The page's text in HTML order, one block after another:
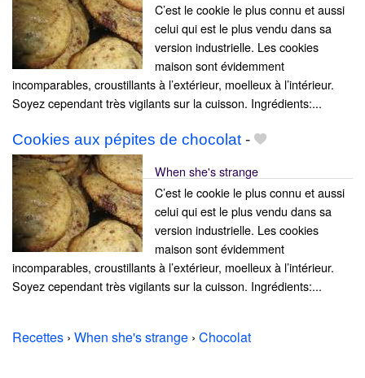
C’est le cookie le plus connu et aussi
celui qui est le plus vendu dans sa
version industrielle. Les cookies
maison sont évidemment
incomparables, croustillants à l’extérieur, moelleux à l’intérieur.
Soyez cependant très vigilants sur la cuisson. Ingrédients:...
Cookies aux pépites de chocolat-
When she's strange
C’est le cookie le plus connu et aussi
celui qui est le plus vendu dans sa
version industrielle. Les cookies
maison sont évidemment
incomparables, croustillants à l’extérieur, moelleux à l’intérieur.
Soyez cependant très vigilants sur la cuisson. Ingrédients:...
Recettes › When she's strange › Chocolat